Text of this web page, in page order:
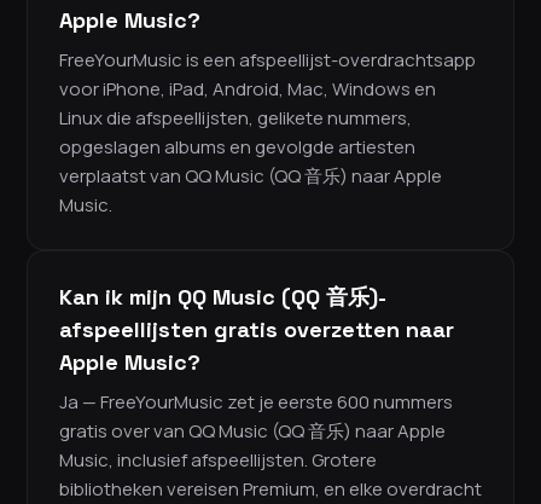
Apple Music?
FreeYourMusic is een afspeellijst-overdrachtsapp
voor iPhone, iPad, Android, Mac, Windows en
Linux die afspeellijsten, gelikete nummers,
opgeslagen albums en gevolgde artiesten
verplaatst van QQ Music (QQ 音乐) naar Apple
Music.
Kan ik mijn QQ Music (QQ 音乐)-
afspeellijsten gratis overzetten naar
Apple Music?
Ja — FreeYourMusic zet je eerste 600 nummers
gratis over van QQ Music (QQ 音乐) naar Apple
Music, inclusief afspeellijsten. Grotere
bibliotheken vereisen Premium, en elke overdracht